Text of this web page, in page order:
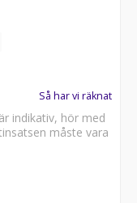
som
Här i HD-Matrix
ljusramp i en
kliv över de
av en interiör
är inte helt
en 'GT' ratt med
switch' och strax
Så har vi räknat
indikativ, hör med
måste vara